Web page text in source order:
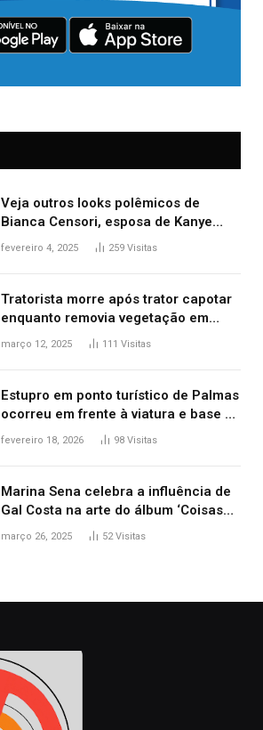
Veja outros looks polêmicos de
Bianca Censori, esposa de Kanye
West que apareceu nua no Grammy
fevereiro 4, 2025 259 Visitas
Tratorista morre após trator capotar
enquanto removia vegetação em
ribanceira de rodovia
março 12, 2025 111 Visitas
Estupro em ponto turístico de Palmas
ocorreu em frente à viatura e base de
segurança; polícia investiga
fevereiro 18, 2026 98 Visitas
Marina Sena celebra a influência de
Gal Costa na arte do álbum ‘Coisas
naturais’
março 26, 2025 52Visitas